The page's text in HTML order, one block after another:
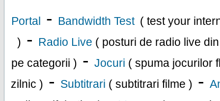
Portal - Bandwidth Test ( test your
) - Radio Live ( posturi de radio live
pe categorii ) - Jocuri ( spuma jocurilor
zilnic ) - Subtitrari ( subtitrari filme ) -